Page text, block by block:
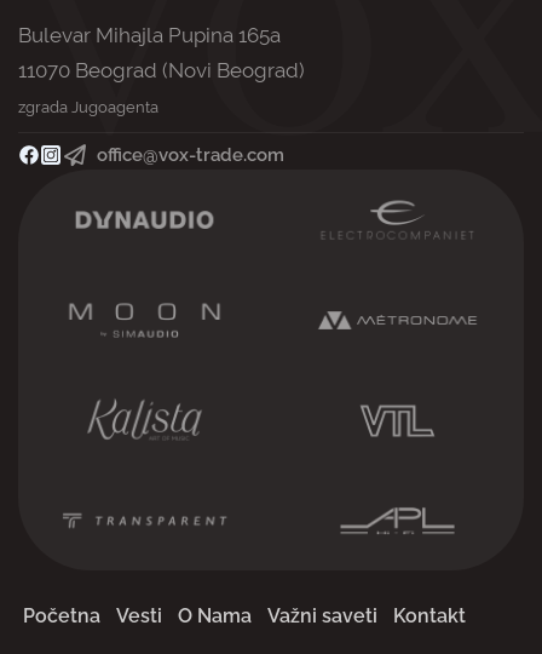
Bulevar Mihajla Pupina 165a
11070 Beograd (Novi Beograd)
zgrada Jugoagenta
office@vox-trade.com
Početna Vesti O Nama Važni saveti Kontakt